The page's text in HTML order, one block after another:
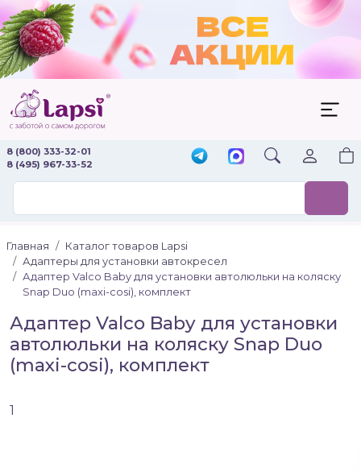
8 (800) 333-32-01
8 (495) 967-33-52
Главная
Каталог товаров Lapsi
Адаптеры для установки автокресел
Адаптер Valco Baby для установки автолюльки на коляску
Snap Duo (maxi-cosi), комплект
Адаптер Valco Baby для установки
автолюльки на коляску Snap Duo
(maxi-cosi), комплект
1